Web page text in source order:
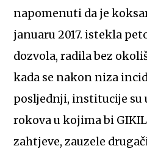
napomenuti da je
januaru 2017. istekla
dozvola, radila bez
kada se nakon niza
posljednji, institucije su
rokova u kojima bi
zahtjeve, zauzele